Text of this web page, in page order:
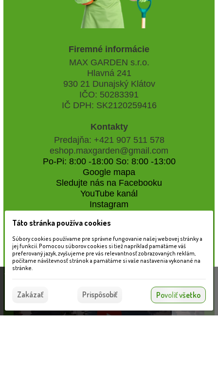
Firemné informácie
MAX GARDEN s.r.o.
Hlavná 241
930 21 Dunajský Klátov
IČO: 50283391
IČ DPH: SK2120259416
Kontakty
Predajňa: +421 907 511 578
eshop.maxgarden@gmail.com
Po-Pi: 8:00 -18:00 So: 8:00 -13:00
Google mapa
Sledujte nás na Facebooku
YouTube kanál
Instagram
Naše záhradné centrum
Táto stránka používa súbory cookies, ktoré nám
pomáhajú poskytovať služby. Používaním našich
služieb vyjadrujete súhlas s používaním súborov
Súhlasím
Táto stránka používa cookies
Súbory cookies používame pre správne fungovanie našej webovej stránky a
jej funkcií. Pomocou súborov cookies si tiež napríklad pamätáme váš
preferovaný jazyk, zvyšujeme pre vás relevantnosť zobrazovaných reklám,
počítame návštevnosť stránok a pamätáme si vaše nastavenia vykonané na
stránke.
Zakázať Prispôsobiť Povoliť všetko